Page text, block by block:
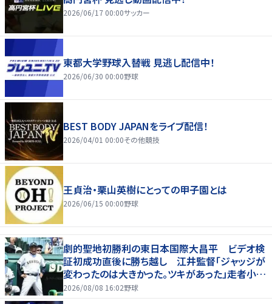
2026/06/17 00:00サッカー
東都大学野球入替戦 見逃し配信中！
2026/06/30 00:00野球
BEST BODY JAPANをライブ配信！
2026/04/01 00:00その他競技
王貞治・栗山英樹にとっての甲子園とは
2026/06/15 00:00野球
劇的聖地初勝利の東日本国際大昌平 ビデオ検
証初成功直後に勝ち越し 江井監督「ジャッジが
変わったのは大きかった。ツキがあった」走者小内
は「自信があってセーフになってくれと」
2026/08/08 16:02野球